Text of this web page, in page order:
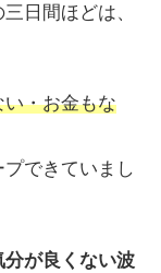
日間ほどは、
・お金もな
できていまし
分が良くない波